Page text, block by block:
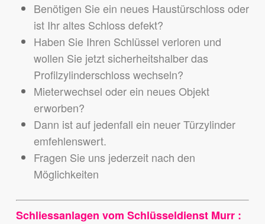
Benötigen Sie ein neues Haustürschloss oder
ist Ihr altes Schloss defekt?
Haben Sie Ihren Schlüssel verloren und
wollen Sie jetzt sicherheitshalber das
Profilzylinderschloss wechseln?
Mieterwechsel oder ein neues Objekt
erworben?
Dann ist auf jedenfall ein neuer Türzylinder
emfehlenswert.
Fragen Sie uns jederzeit nach den
Möglichkeiten
Schliessanlagen vom Schlüsseldienst Murr :